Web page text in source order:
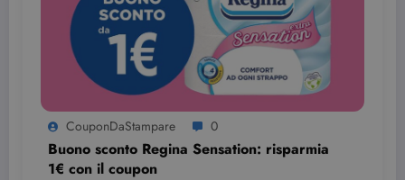
CouponDaStampare 0
Buono sconto Regina Sensation: risparmia
1€ con il coupon